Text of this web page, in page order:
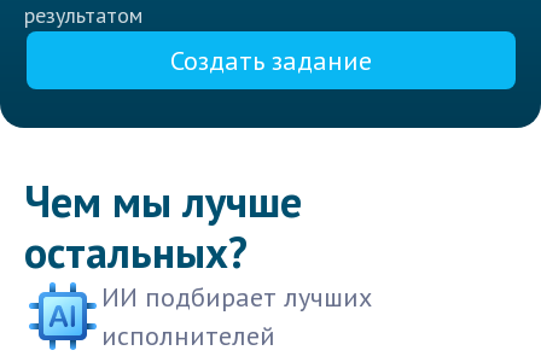
результатом
Создать задание
Чем мы лучше
остальных?
ИИ подбирает лучших
исполнителей